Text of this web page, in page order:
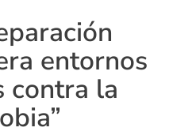
entornos
contra la